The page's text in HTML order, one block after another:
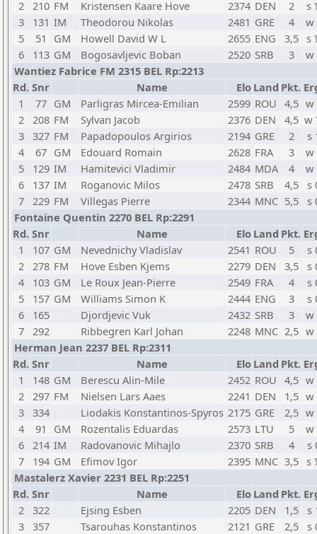
2 210 FM Kristensen Kaare Hove 2374 DEN 2
s
3
131 IM Theodorou Nikolas 2481 GRE 4
w
5
51 GM Howell David W L 2655 ENG 3,5 s
6
113 GM Bogosavljevic Boban 2520 SRB 3
w
Wantiez Fabrice FM 2315 BEL Rp:2213
Rd. Snr Name Elo Land Pkt.
1
77 GM Parligras Mircea-Emilian 2599 ROU 4,5 w
2 208 FM Sylvan Jacob 2376 DEN 4,5 w
3 327 FM Papadopoulos Argirios 2194 GRE 2
s
4
67 GM Edouard Romain 2628 FRA 3
w
5
129 IM Hamitevici Vladimir 2484 MDA 4
w
6
137 IM Roganovic Milos 2478 SRB 4,5
s
7 229 FM Villegas Pierre 2344 MNC 5,5
s
Fontaine Quentin 2270 BEL Rp:2291
Rd. Snr Name Elo Land Pkt.
1
107 GM Nevednichy Vladislav 2541 ROU 5
s
2 278 FM Hove Esben Kjems 2279 DEN 3,5
s
4
103 GM Le Roux Jean-Pierre 2549 FRA 4
s
5
157 GM Williams Simon K 2444 ENG 3
s
6
165 Djordjevic Vuk 2432 SRB 3
w
7 292 Ribbegren Karl Johan 2248 MNC 2,5 w
Herman Jean 2237 BEL Rp:2311
Rd. Snr Name Elo Land Pkt.
1
148 GM Berescu Alin-Mile 2452 ROU 4,5 w
2 297 FM Nielsen Lars Aaes 2241 DEN 1,5 w
3 334 Liodakis Konstantinos-Spyros 2175 GRE 2,5 w
4
91 GM Rozentalis Eduardas 2573 LTU 5
w
6 214 IM Radovanovic Mihajlo 2370 SRB 4
s
7
194 GM Efimov Igor 2395 MNC 3,5 s
Mastalerz Xavier 2231 BEL Rp:2251
Rd. Snr Name Elo Land Pkt.
2 322 Ejsing Esben 2205 DEN 1,5
s
3 357 Tsarouhas Konstantinos 2121 GRE 2,5
s